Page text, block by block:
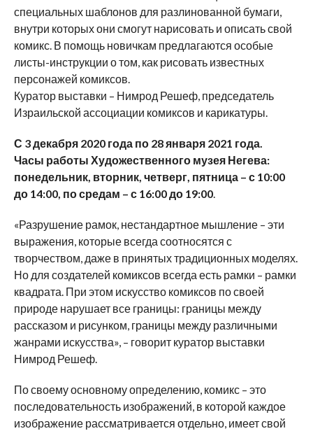
специальных шаблонов для разлинованной бумаги,
внутри которых они смогут нарисовать и описать свой
комикс. В помощь новичкам предлагаются особые
листы-инструкции о том, как рисовать известных
персонажей комиксов.
Куратор выставки – Нимрод Решеф, председатель
Израильской ассоциации комиксов и карикатуры.
С 3 декабря 2020 года по 28 января 2021 года.
Часы работы Художественного музея Негева:
понедельник, вторник, четверг, пятница – с 10:00
до 14:00, по средам – с 16:00 до 19:00.
«Разрушение рамок, нестандартное мышление – эти
выражения, которые всегда соотносятся с
творчеством, даже в принятых традиционных моделях.
Но для создателей комиксов всегда есть рамки – рамки
квадрата. При этом искусство комиксов по своей
природе нарушает все границы: границы между
рассказом и рисунком, границы между различными
жанрами искусства», – говорит куратор выставки
Нимрод Решеф.
По своему основному определению, комикс – это
последовательность изображений, в которой каждое
изображение рассматривается отдельно, имеет свой